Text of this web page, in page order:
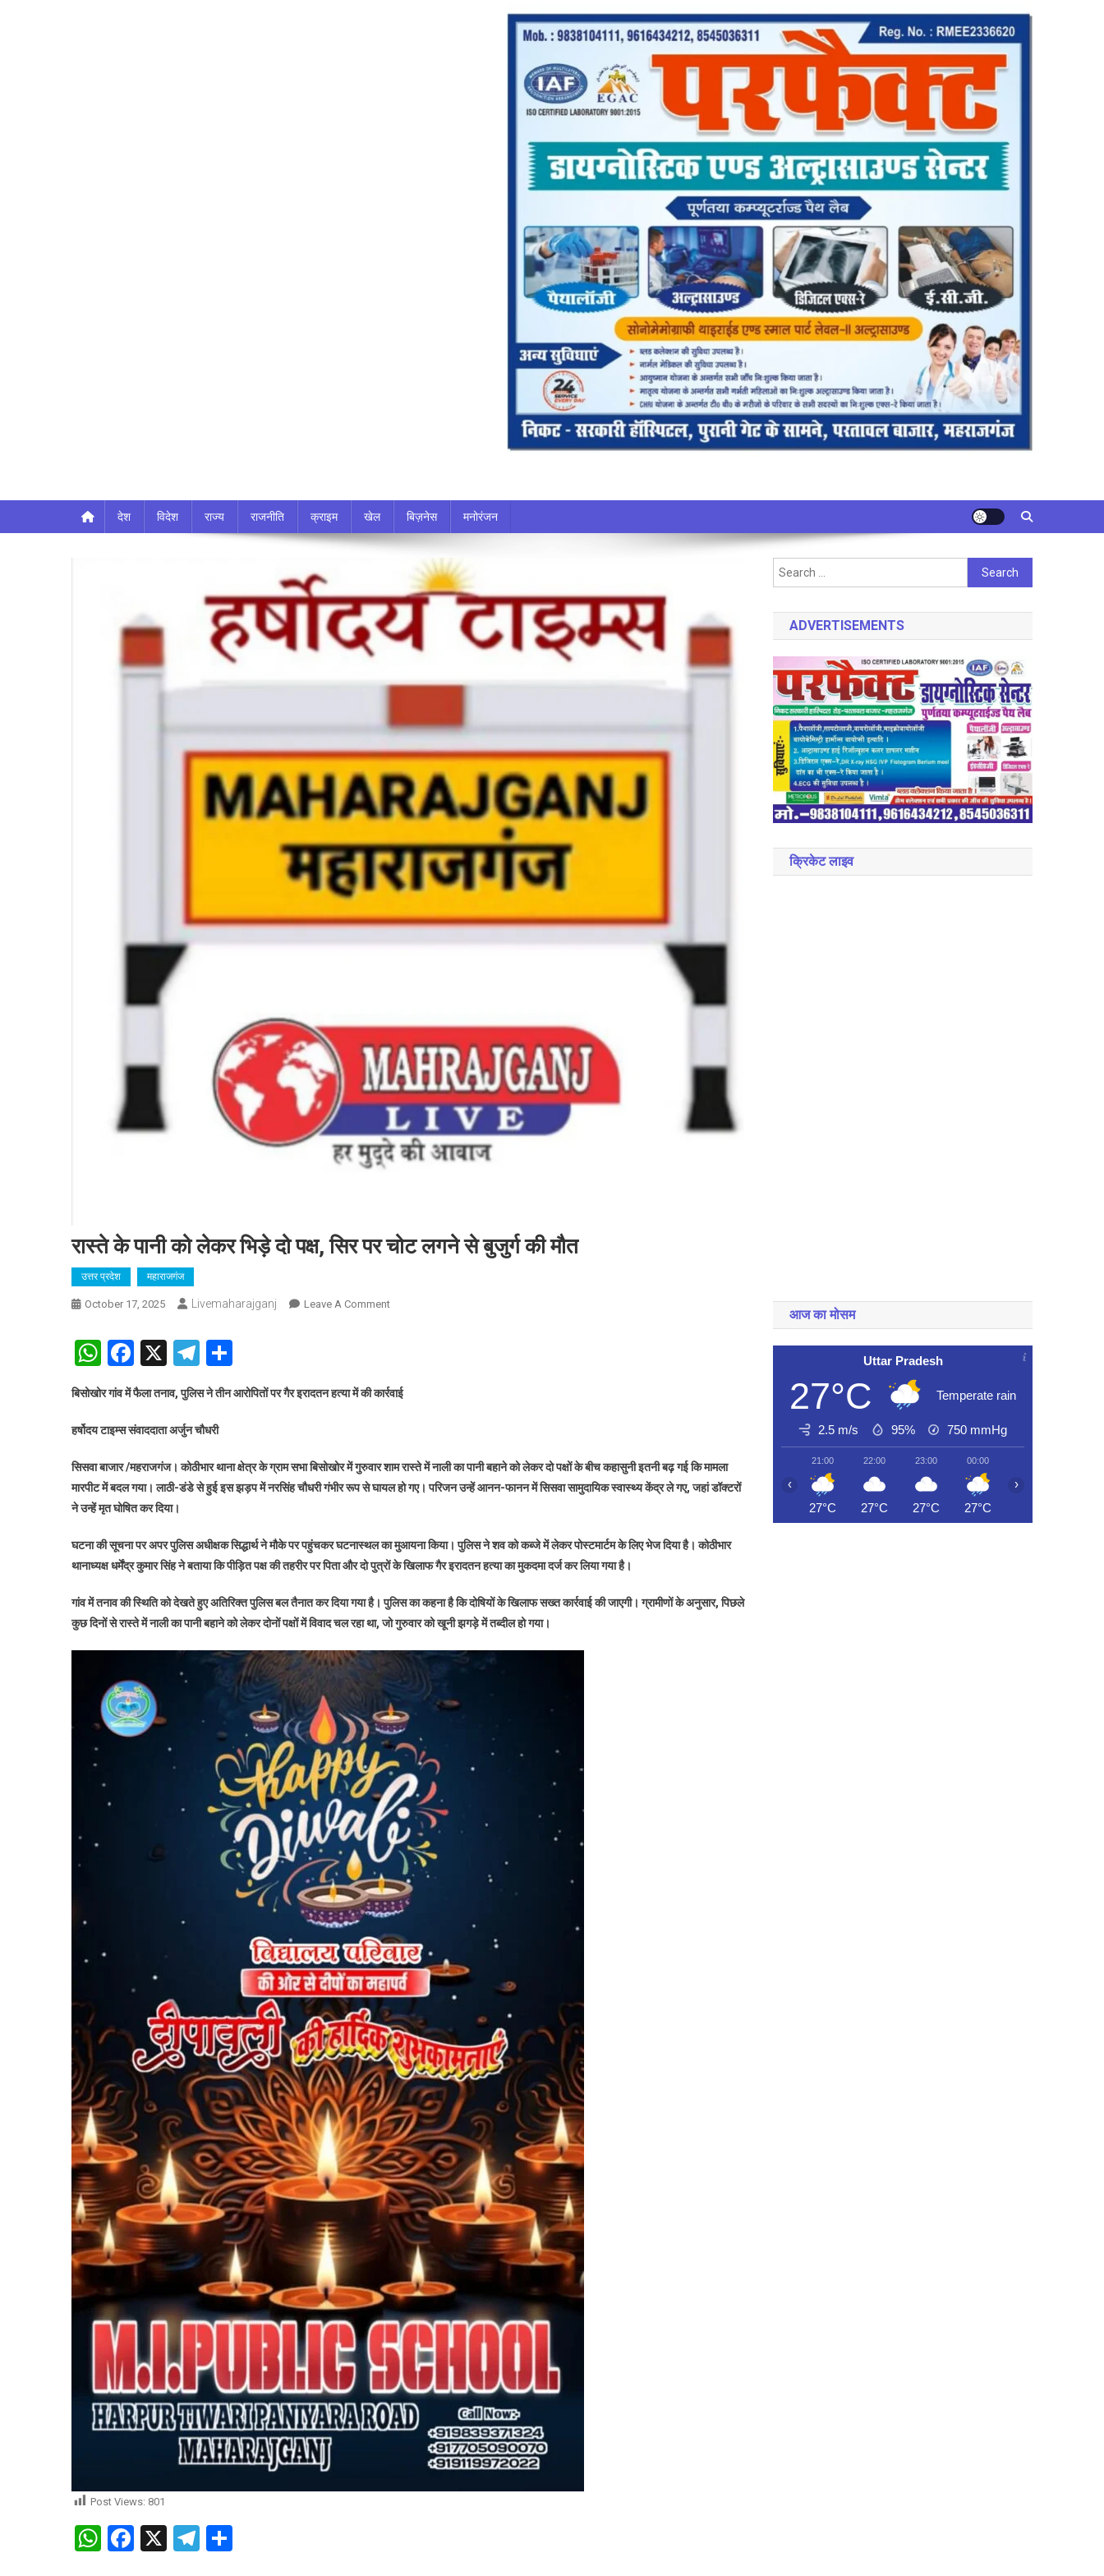
देश विदेश राज्य राजनीति क्राइम खेल बिज़नेस मनोरंजन
रास्ते के पानी को लेकर भिड़े दो पक्ष, सिर पर चोट लगने से बुजुर्ग की मौत
उत्तर प्रदेश महाराजगंज
October 17, 2025 Livemaharajganj Leave A CommentOn
लेकर
सिर
पर
से
बुजुर्ग
मौत
WhatsApp
Facebook
X Telegram
बिसोखोर गांव में फैला तनाव, पुलिस ने तीन आरोपितों पर गैर इरादतन हत्या में की कार्रवाई
हर्षोदय टाइम्स संवाददाता अर्जुन चौधरी
सिसवा बाजार /महराजगंज। कोठीभार थाना क्षेत्र के ग्राम सभा बिसोखोर में गुरुवार शाम रास्ते में नाली का पानी बहाने को लेकर दो पक्षों के बीच कहासुनी इतनी बढ़ गई कि मामला
मारपीट में बदल गया। लाठी-डंडे से हुई इस झड़प में नरसिंह चौधरी गंभीर रूप से घायल हो गए। परिजन उन्हें आनन-फानन में सिसवा सामुदायिक स्वास्थ्य केंद्र ले गए, जहां डॉक्टरों
ने उन्हें मृत घोषित कर दिया।
घटना की सूचना पर अपर पुलिस अधीक्षक सिद्धार्थ ने मौके पर पहुंचकर घटनास्थल का मुआयना किया। पुलिस ने शव को कब्जे में लेकर पोस्टमार्टम के लिए भेज दिया है। कोठीभार
थानाध्यक्ष धर्मेंद्र कुमार सिंह ने बताया कि पीड़ित पक्ष की तहरीर पर पिता और दो पुत्रों के खिलाफ गैर इरादतन हत्या का मुकदमा दर्ज कर लिया गया है।
गांव में तनाव की स्थिति को देखते हुए अतिरिक्त पुलिस बल तैनात कर दिया गया है। पुलिस का कहना है कि दोषियों के खिलाफ सख्त कार्रवाई की जाएगी। ग्रामीणों के अनुसार, पिछले
कुछ दिनों से रास्ते में नाली का पानी बहाने को लेकर दोनों पक्षों में विवाद चल रहा था, जो गुरुवार को खूनी झगड़े में तब्दील हो गया।
Post Views: 801
WhatsApp
Facebook
X Telegram
Search
for:
ADVERTISEMENTS
क्रिकेट लाइव
आज का मोसम
Uttar Pradesh
27°C Temperate rain
2.5 m/s 95% 750 mmHg
21:00
27°C
22:00
27°C
23:00
27°C
00:00
27°C
‹ ›